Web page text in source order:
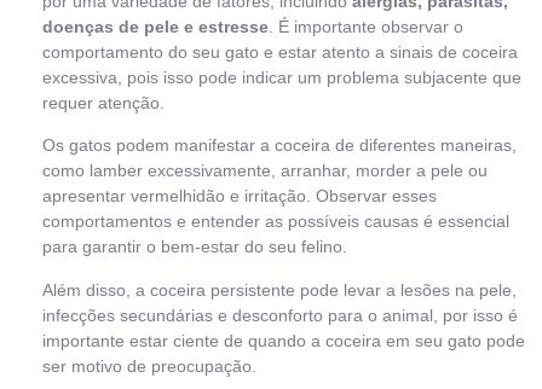
doenças de pele e estresse . É importante observar o
comportamento do seu gato e estar atento a sinais de coceira
excessiva, pois isso pode indicar um problema subjacente que
requer atenção.
Os gatos podem manifestar a coceira de diferentes maneiras,
como lamber excessivamente, arranhar, morder a pele ou
apresentar vermelhidão e irritação. Observar esses
comportamentos e entender as possíveis causas é essencial
para garantir o bem-estar do seu felino.
Além disso, a coceira persistente pode levar a lesões na pele,
infecções secundárias e desconforto para o animal, por isso é
importante estar ciente de quando a coceira em seu gato pode
ser motivo de preocupação.